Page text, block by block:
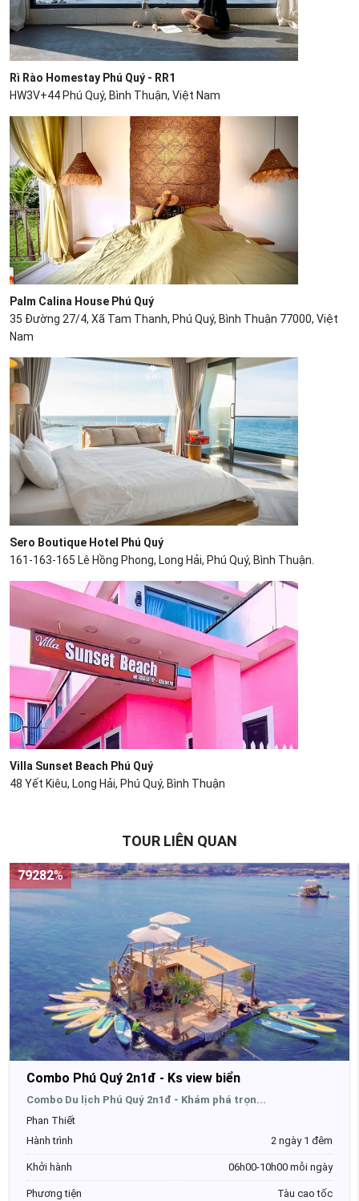
Rì Rào Homestay Phú Quý - RR1
HW3V+44 Phú Quý, Bình Thuận, Việt Nam
Palm Calina House Phú Quý
35 Đường 27/4, Xã Tam Thanh, Phú Quý, Bình Thuận 77000, Việt
Nam
Sero Boutique Hotel Phú Quý
161-163-165 Lê Hồng Phong, Long Hải, Phú Quý, Bình Thuận.
Villa Sunset Beach Phú Quý
48 Yết Kiêu, Long Hải, Phú Quý, Bình Thuận
TOUR LIÊN QUAN
79282%
Combo Phú Quý 2n1đ - Ks view biển
Combo Du lịch Phú Quý 2n1đ - Khám phá trọn...
Phan Thiết
Hành trình
2 ngày 1 đêm
Khởi hành 06h00-10h00 mỗi ngày
Phương tiện Tàu cao tốc